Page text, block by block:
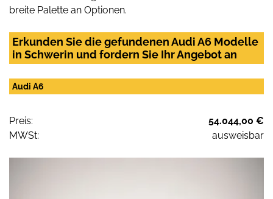
breite Palette an Optionen.
Erkunden Sie die gefundenen Audi A6 Modelle
in Schwerin und fordern Sie Ihr Angebot an
Audi A6
Preis:
54.044,00 €
MWSt:
ausweisbar